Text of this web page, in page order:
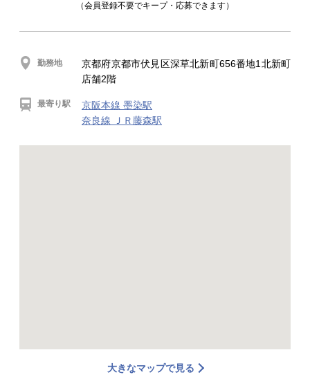
（会員登録不要でキープ・応募できます）
勤務地
京都府京都市伏見区深草北新町656番地1北新町
店舗2階
最寄り駅
京阪本線 墨染駅
奈良線 ＪＲ藤森駅
大きなマップで見る